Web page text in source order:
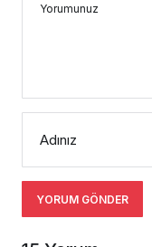
Yorumunuz
Adınız
YORUM GÖNDER